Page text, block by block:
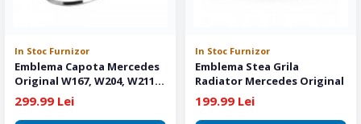
In Stoc Furnizor
Emblema Capota Mercedes
Original W167, W204, W211,
W212, W213, W221, W222 si
W223
299.99 Lei
In Stoc Furnizor
Emblema Stea Grila
Radiator Mercedes Original
199.99 Lei